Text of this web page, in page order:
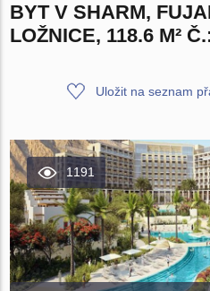
BYT V SHARM,
LOŽNICE, 118.6 M²
Uložit na seznam
1191